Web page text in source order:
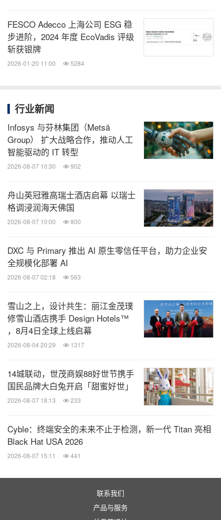
FESCO Adecco 上海公司 ESG 稳
步进阶，2024 年度 EcoVadis 评级
斩获银牌
2026-01-20 11:00 5284
行业新闻
Infosys 与芬林集团（Metsä
Group） 扩大战略合作，推动人工
智能驱动的 IT 转型
2026-08-07 10:30 902
舟山英冠雅高瑞士酒店启幕 以瑞士
格调浸润海天佛国
2026-08-07 10:00 800
DXC 与 Primary 推出 AI 原生零信任平台，助力企业安
全规模化部署 AI
2026-08-07 02:18 563
雪山之上，设计共生：丽江金茂璞
修雪山酒店携手 Design Hotels™
，8月4日全球上线启幕
2026-08-04 20:29 1317
14城联动，世茂商娱88好世节携手
国民品牌大白兔开启「甜蜜好世」
2026-08-07 18:13 233
Cyble：终端安全的未来不止于检测，新一代 Titan 亮相
Black Hat USA 2026
2026-08-07 15:11 441
联系我们
产品与服务